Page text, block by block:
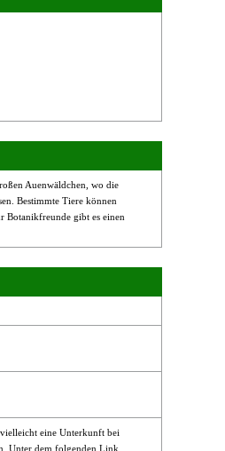
Auenwäldchen, wo die
Bestimmte Tiere können
Botanikfreunde gibt es einen
eine Unterkunft bei
Unter dem folgenden Link